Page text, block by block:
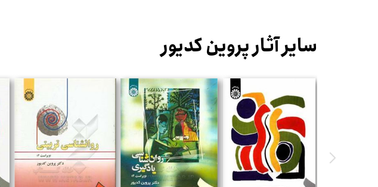
سایر آثار پروین کدیور